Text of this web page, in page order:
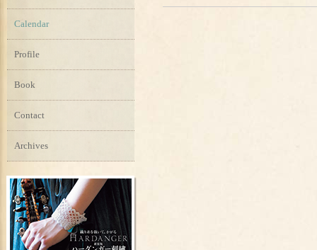
Calendar
Profile
Book
Contact
Archives